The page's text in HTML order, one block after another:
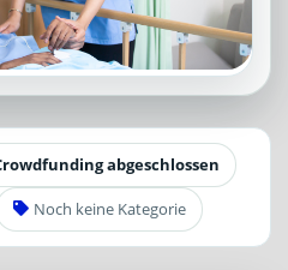
abgeschlossen
Noch keine Kategorie